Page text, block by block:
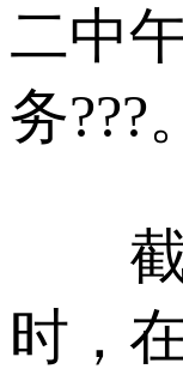
二中
务???。
截
时，